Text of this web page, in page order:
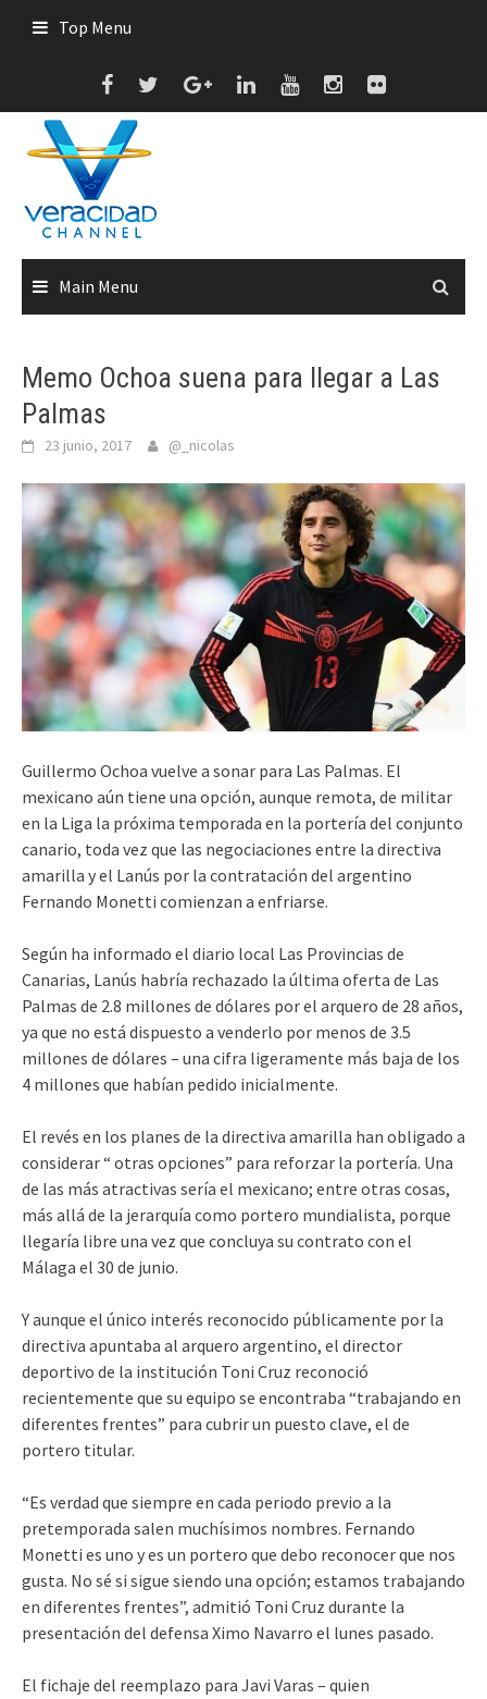
Top Menu
Main Menu
Memo Ochoa suena para llegar a Las
Palmas
23 junio, 2017 @_nicolas
Guillermo Ochoa vuelve a sonar para Las Palmas. El
mexicano aún tiene una opción, aunque remota, de militar
en la Liga la próxima temporada en la portería del conjunto
canario, toda vez que las negociaciones entre la directiva
amarilla y el Lanús por la contratación del argentino
Fernando Monetti comienzan a enfriarse.
Según ha informado el diario local Las Provincias de
Canarias, Lanús habría rechazado la última oferta de Las
Palmas de 2.8 millones de dólares por el arquero de 28 años,
ya que no está dispuesto a venderlo por menos de 3.5
millones de dólares – una cifra ligeramente más baja de los
4 millones que habían pedido inicialmente.
El revés en los planes de la directiva amarilla han obligado a
considerar “ otras opciones” para reforzar la portería. Una
de las más atractivas sería el mexicano; entre otras cosas,
más allá de la jerarquía como portero mundialista, porque
llegaría libre una vez que concluya su contrato con el
Málaga el 30 de junio.
Y aunque el único interés reconocido públicamente por la
directiva apuntaba al arquero argentino, el director
deportivo de la institución Toni Cruz reconoció
recientemente que su equipo se encontraba “trabajando en
diferentes frentes” para cubrir un puesto clave, el de
portero titular.
“Es verdad que siempre en cada periodo previo a la
pretemporada salen muchísimos nombres. Fernando
Monetti es uno y es un portero que debo reconocer que nos
gusta. No sé si sigue siendo una opción; estamos trabajando
en diferentes frentes”, admitió Toni Cruz durante la
presentación del defensa Ximo Navarro el lunes pasado.
El fichaje del reemplazo para Javi Varas – quien